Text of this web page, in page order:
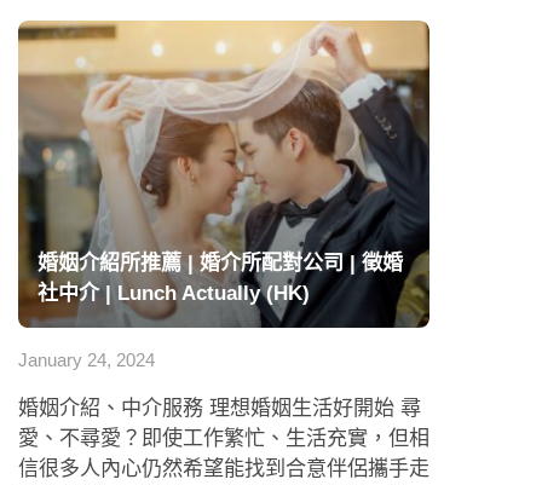
婚姻介紹所推薦 | 婚介所配對公司 | 徵婚
社中介 | Lunch Actually (HK)
January 24, 2024
婚姻介紹、中介服務 理想婚姻生活好開始 尋
愛、不尋愛？即使工作繁忙、生活充實，但相
信很多人內心仍然希望能找到合意伴侶攜手走